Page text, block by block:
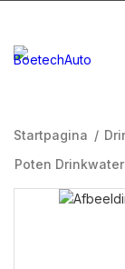
Startpagina /
Poten